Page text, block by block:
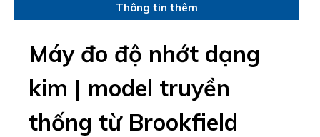
Thông tin thêm
Máy đo độ nhớt dạng
kim | model truyền
thống từ Brookfield